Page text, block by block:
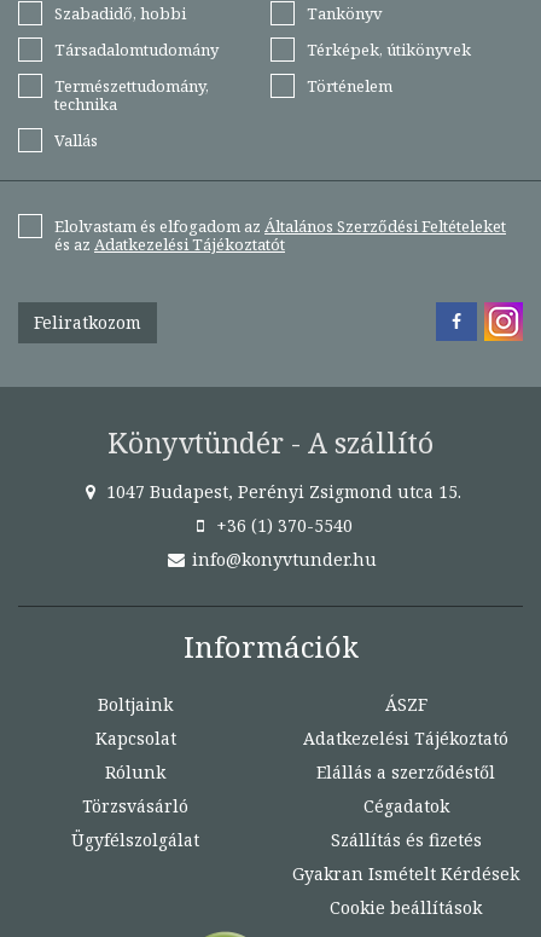
Szabadidő, hobbi
Tankönyv
Társadalomtudomány
Térképek, útikönyvek
Természettudomány,
technika
Történelem
Vallás
Elolvastam és elfogadom az Általános Szerződési Feltételeket
és az Adatkezelési Tájékoztatót
Feliratkozom
Könyvtündér - A szállító
1047 Budapest, Perényi Zsigmond utca 15.
+36 (1) 370-5540
info@konyvtunder.hu
Információk
Boltjaink
Kapcsolat
Rólunk
Törzsvásárló
Ügyfélszolgálat
ÁSZF
Adatkezelési Tájékoztató
Elállás a szerződéstől
Cégadatok
Szállítás és fizetés
Gyakran Ismételt Kérdések
Cookie beállítások